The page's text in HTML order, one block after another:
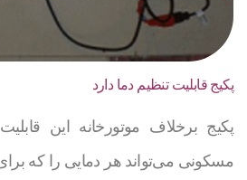
پکیج قابلیت تنظیم دما دارد
پکیج برخلاف موتورخانه این
مسکونی می‌تواند هر دمایی را که